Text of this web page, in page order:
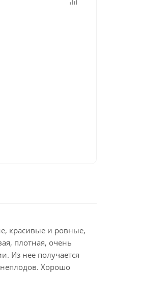
красивые и ровные,
плотная, очень
Из нее получается
Хорошо